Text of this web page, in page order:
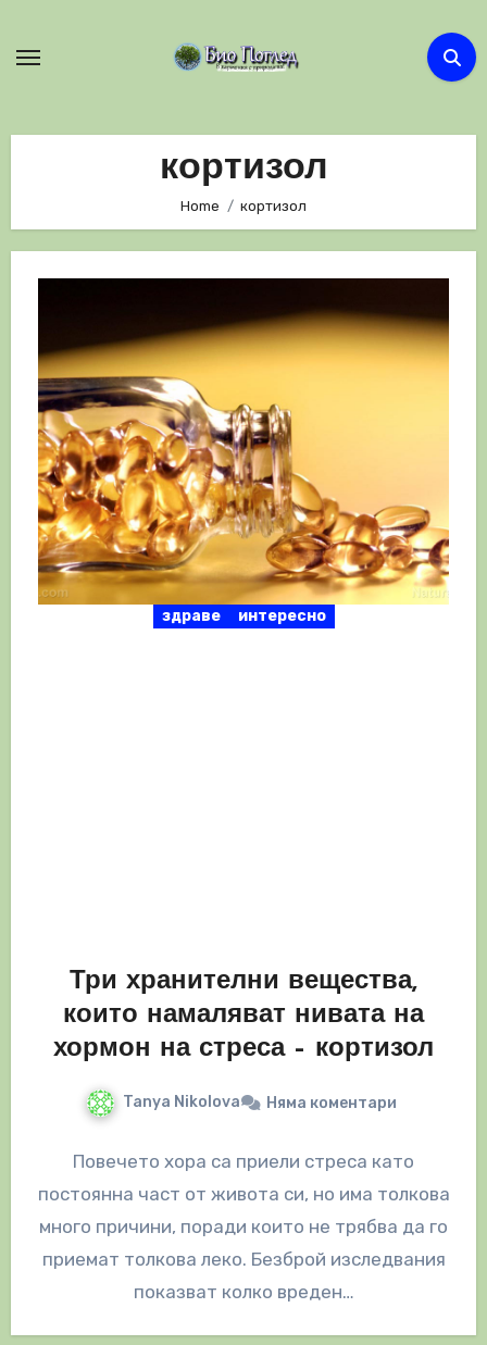
кортизол
Home кортизол
здраве интересно
Три хранителни вещества,
които намаляват нивата на
хормон на стреса – кортизол
Tanya Nikolova Няма коментари
Повечето хора са приели стреса като
постоянна част от живота си, но има толкова
много причини, поради които не трябва да го
приемат толкова леко. Безброй изследвания
показват колко вреден…